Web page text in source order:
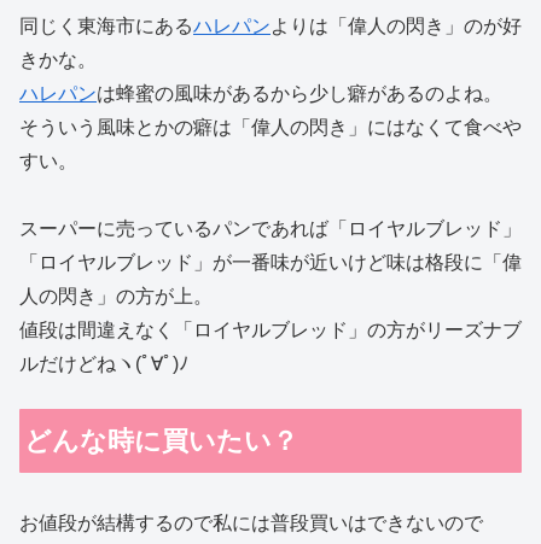
同じく東海市にあるハレパンよりは「偉人の閃き」のが好
きかな。
ハレパンは蜂蜜の風味があるから少し癖があるのよね。
そういう風味とかの癖は「偉人の閃き」にはなくて食べや
すい。
スーパーに売っているパンであれば「ロイヤルブレッド」
「ロイヤルブレッド」が一番味が近いけど味は格段に「偉
人の閃き」の方が上。
値段は間違えなく「ロイヤルブレッド」の方がリーズナブ
ルだけどねヽ(ﾟ∀ﾟ)ﾉ
どんな時に買いたい？
お値段が結構するので私には普段買いはできないので